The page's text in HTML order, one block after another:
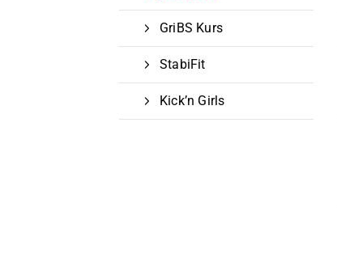
GriBS Kurs
StabiFit
Kick’n Girls